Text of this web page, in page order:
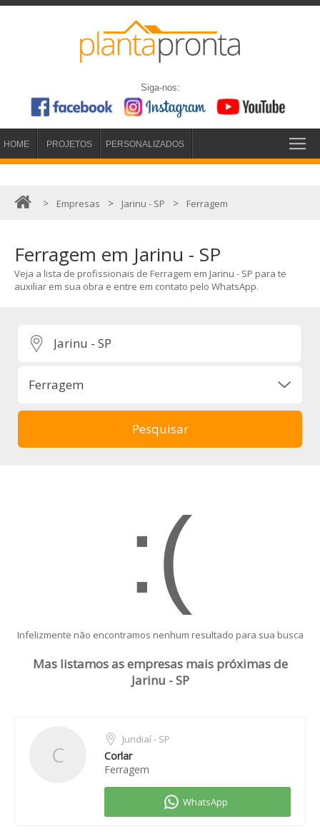
Siga-nos:
HOME PROJETOS PERSONALIZADOS
> Empresas > Jarinu - SP > Ferragem
Ferragem em Jarinu - SP
Veja a lista de profissionais de Ferragem em Jarinu - SP para te
auxiliar em sua obra e entre em contato pelo WhatsApp.
:(
Infelizmente não encontramos nenhum resultado para sua busca
Mas listamos as empresas mais próximas de
Jarinu - SP
C
Jundiaí - SP
Corlar
Ferragem